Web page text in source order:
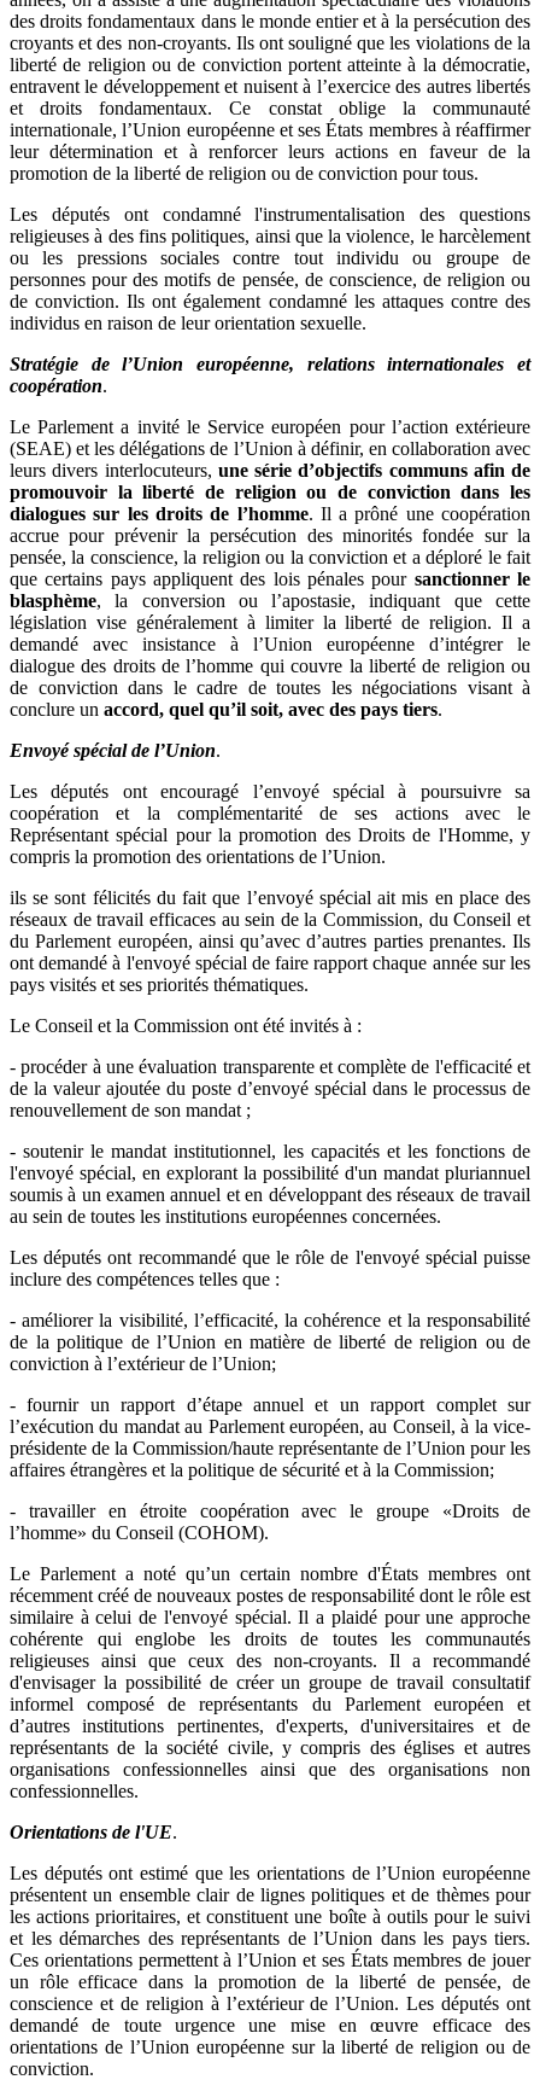
des droits fondamentaux dans le monde entier et à la persécution des
croyants et des non-croyants. Ils ont souligné que les violations de la
liberté de religion ou de conviction portent atteinte à la démocratie,
entravent le développement et nuisent à l’exercice des autres libertés
et droits fondamentaux. Ce constat oblige la communauté
internationale, l’Union européenne et ses États membres à réaffirmer
leur détermination et à renforcer leurs actions en faveur de la
promotion de la liberté de religion ou de conviction pour tous.
Les députés ont condamné l'instrumentalisation des questions
religieuses à des fins politiques, ainsi que la violence, le harcèlement
ou les pressions sociales contre tout individu ou groupe de
personnes pour des motifs de pensée, de conscience, de religion ou
de conviction. Ils ont également condamné les attaques contre des
individus en raison de leur orientation sexuelle.
Stratégie de l’Union européenne, relations internationales et
coopération.
Le Parlement a invité le Service européen pour l’action extérieure
(SEAE) et les délégations de l’Union à définir, en collaboration avec
leurs divers interlocuteurs, une série d’objectifs communs afin de
promouvoir la liberté de religion ou de conviction dans les
dialogues sur les droits de l’homme. Il a prôné une coopération
accrue pour prévenir la persécution des minorités fondée sur la
pensée, la conscience, la religion ou la conviction et a déploré le fait
que certains pays appliquent des lois pénales pour sanctionner le
blasphème, la conversion ou l’apostasie, indiquant que cette
législation vise généralement à limiter la liberté de religion. Il a
demandé avec insistance à l’Union européenne d’intégrer le
dialogue des droits de l’homme qui couvre la liberté de religion ou
de conviction dans le cadre de toutes les négociations visant à
conclure un accord, quel qu’il soit, avec des pays tiers.
Envoyé spécial de l’Union.
Les députés ont encouragé l’envoyé spécial à poursuivre sa
coopération et la complémentarité de ses actions avec le
Représentant spécial pour la promotion des Droits de l'Homme, y
compris la promotion des orientations de l’Union.
ils se sont félicités du fait que l’envoyé spécial ait mis en place des
réseaux de travail efficaces au sein de la Commission, du Conseil et
du Parlement européen, ainsi qu’avec d’autres parties prenantes. Ils
ont demandé à l'envoyé spécial de faire rapport chaque année sur les
pays visités et ses priorités thématiques.
Le Conseil et la Commission ont été invités à :
- procéder à une évaluation transparente et complète de l'efficacité et
de la valeur ajoutée du poste d’envoyé spécial dans le processus de
renouvellement de son mandat ;
- soutenir le mandat institutionnel, les capacités et les fonctions de
l'envoyé spécial, en explorant la possibilité d'un mandat pluriannuel
soumis à un examen annuel et en développant des réseaux de travail
au sein de toutes les institutions européennes concernées.
Les députés ont recommandé que le rôle de l'envoyé spécial puisse
inclure des compétences telles que :
- améliorer la visibilité, l’efficacité, la cohérence et la responsabilité
de la politique de l’Union en matière de liberté de religion ou de
conviction à l’extérieur de l’Union;
- fournir un rapport d’étape annuel et un rapport complet sur
l’exécution du mandat au Parlement européen, au Conseil, à la vice-
présidente de la Commission/haute représentante de l’Union pour les
affaires étrangères et la politique de sécurité et à la Commission;
- travailler en étroite coopération avec le groupe «Droits de
l’homme» du Conseil (COHOM).
Le Parlement a noté qu’un certain nombre d'États membres ont
récemment créé de nouveaux postes de responsabilité dont le rôle est
similaire à celui de l'envoyé spécial. Il a plaidé pour une approche
cohérente qui englobe les droits de toutes les communautés
religieuses ainsi que ceux des non-croyants. Il a recommandé
d'envisager la possibilité de créer un groupe de travail consultatif
informel composé de représentants du Parlement européen et
d’autres institutions pertinentes, d'experts, d'universitaires et de
représentants de la société civile, y compris des églises et autres
organisations confessionnelles ainsi que des organisations non
confessionnelles.
Orientations de l'UE.
Les députés ont estimé que les orientations de l’Union européenne
présentent un ensemble clair de lignes politiques et de thèmes pour
les actions prioritaires, et constituent une boîte à outils pour le suivi
et les démarches des représentants de l’Union dans les pays tiers.
Ces orientations permettent à l’Union et ses États membres de jouer
un rôle efficace dans la promotion de la liberté de pensée, de
conscience et de religion à l’extérieur de l’Union. Les députés ont
demandé de toute urgence une mise en œuvre efficace des
orientations de l’Union européenne sur la liberté de religion ou de
conviction.